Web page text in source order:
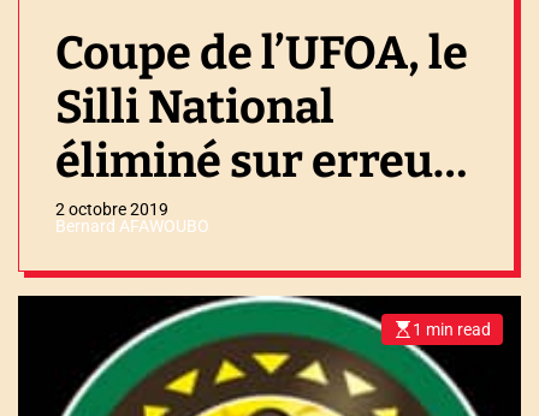
Coupe de l’UFOA, le
Silli National
éliminé sur erreurs
du corps arbitral…
2 octobre 2019
Bernard AFAWOUBO
E
t
i
m
1 min read